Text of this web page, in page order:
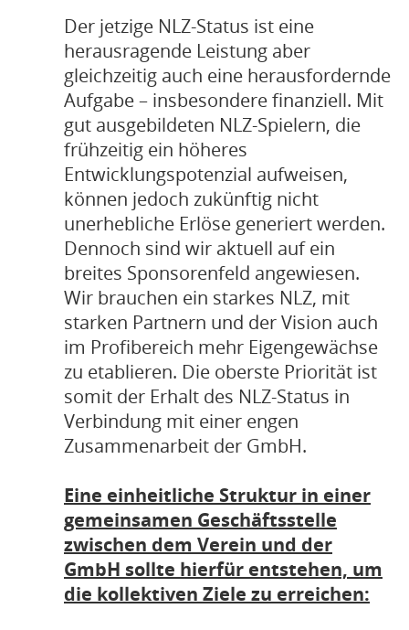
Der jetzige NLZ-Status ist eine
herausragende Leistung aber
gleichzeitig auch eine herausfordernde
Aufgabe – insbesondere finanziell. Mit
gut ausgebildeten NLZ-Spielern, die
frühzeitig ein höheres
Entwicklungspotenzial aufweisen,
können jedoch zukünftig nicht
unerhebliche Erlöse generiert werden.
Dennoch sind wir aktuell auf ein
breites Sponsorenfeld angewiesen.
Wir brauchen ein starkes NLZ, mit
starken Partnern und der Vision auch
im Profibereich mehr Eigengewächse
zu etablieren. Die oberste Priorität ist
somit der Erhalt des NLZ-Status in
Verbindung mit einer engen
Zusammenarbeit der GmbH.
Eine einheitliche Struktur in einer
gemeinsamen Geschäftsstelle
zwischen dem Verein und der
GmbH sollte hierfür entstehen, um
die kollektiven Ziele zu erreichen: